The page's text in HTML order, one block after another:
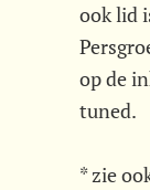
ook lid
op de
tuned.
* zie